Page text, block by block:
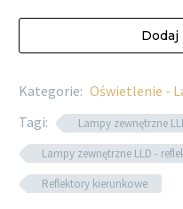
S
2W
24V
Dodaj
Kategorie: Oświetlenie -
Tagi:
Lampy zewnętrzne
Lampy zewnętrzne LLD -
Reflektory kierunkowe